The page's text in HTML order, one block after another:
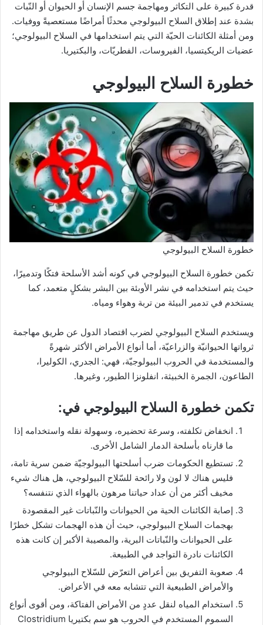
قدرة كبيرة على التكاثر ومهاجمة جسم الإنسان أو الحيوان أو النّبات
بشدة عند إطلاق السلاح البيولوجي محدثًا أمراضًا مستعصيةً ووفيات.
ومن أمثلة الكائنات الحيّة التي يتم استخدامها في السلاح البيولوجي؛
عضيات الريكيتسيا، الفيروسات، الفطريّات، والبكتيريا.
خطورة السلاح البيولوجي
خطورة السلاح البيولوجي
تكمن خطورة السلاح البيولوجي في كونه أشد الأسلحة فتكًا وتدميرًا،
حيث يتم استخدامه في نشر الأوبئة بين البشر بشكلٍ متعمد، كما
يستخدم في تدمير البيئة من تربة وهواء ومياه.
ويستخدم السلاح البيولوجي لضرب اقتصاد الدول عن طريق مهاجمة
ثرواتها الحيوانيّة والزراعيّة، أما أنواع الأمراض الأكثر شهرةً
والمستخدمة في الحروب البيولوجيّة، فهي: الجدري، الكوليرا،
الطاعون، الجمرة الخبيثة، انفلونزا الطيور، وغيرها.
تكمن خطورة السلاح البيولوجي في:
انخفاض تكلفته، وسرعة تحضيره، وسهولة نقله واستخدامه إذا
ما قارناه بأسلحة الدمار الشامل الأخرى.
تستطيع الحكومات ضرب أسلحتها البيولوجيّة ضمن سرية تامة،
فليس هناك لا لون ولا رائحة للسّلاح البيولوجي، هل هناك شيء
مخيف أكثر من أن عداد حياتنا مرهون بالهواء الذي نتنفسه؟
إصابة الكائنات الحية من الحيوانات والنّباتات غير المقصودة
بهجمات السلاح البيولوجي، حيث أن هذه الهجمات تشكل خطرًا
على الحيوانات والنّباتات البرية، والمصيبة الأكبر إن كانت هذه
الكائنات نادرة التواجد في الطبيعة.
صعوبة التفريق بين أعراض التعرّض للسّلاح البيولوجي
والأمراض الطبيعية التي تتشابه معه في الأعراض.
استخدام المياه لنقل عددٍ من الأمراض الفتاكة، ومن أقوى أنواع
السموم المستخدم في الحروب هو سم بكتيريا Clostridium